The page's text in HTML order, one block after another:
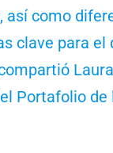
así como
clave para el
Portafolio de